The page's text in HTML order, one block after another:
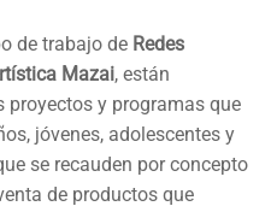
de trabajo de Redes
Mazai, están
y programas que
jóvenes, adolescentes y
se recauden por concepto
de productos que